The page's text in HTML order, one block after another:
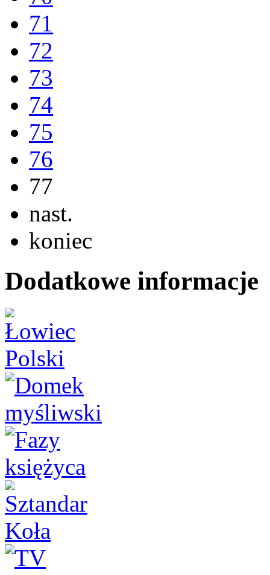
71
72
73
74
75
76
77
nast.
koniec
Dodatkowe informacje